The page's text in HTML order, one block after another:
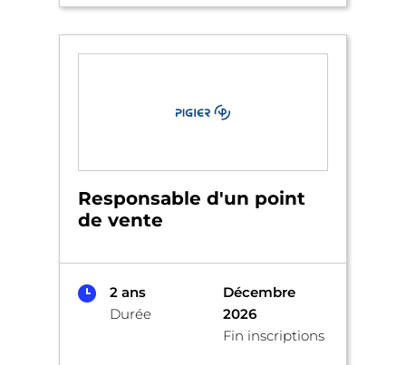
Responsable d'un point
de vente
2 ans
Durée
Décembre
2026
Fin inscriptions